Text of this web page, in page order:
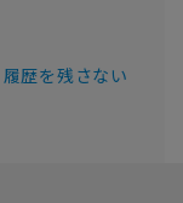
履歴を残さない